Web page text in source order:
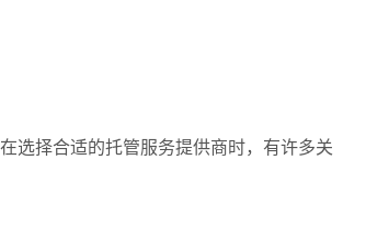
选择合适的托管服务提供商时，有许多关